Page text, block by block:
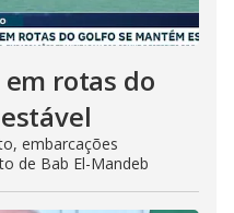
rotas do
embarcações
de Bab El-Mandeb